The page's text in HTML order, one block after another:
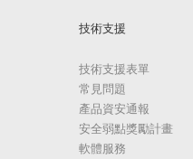
技術支援
技術支援表單
常見問題
產品資安通報
安全弱點獎勵計畫
軟體服務